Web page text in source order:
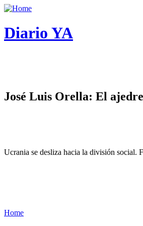
Diario YA
José Luis Orella: El
Ucrania se desliza hacia la división social.
Home